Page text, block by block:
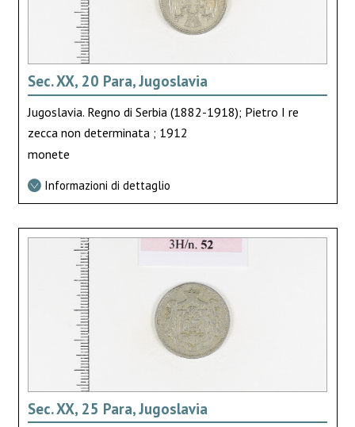
Sec. XX, 20 Para, Jugoslavia
Jugoslavia. Regno di Serbia (1882-1918); Pietro I re
zecca non determinata ; 1912
monete
Informazioni di dettaglio
Sec. XX, 25 Para, Jugoslavia